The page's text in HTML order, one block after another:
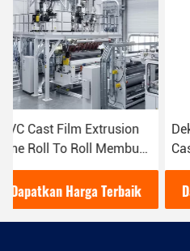
Dekorasi Lembut Mesin
Cast Film Extrusion Film
3D Embossing 5 - 15m /
Kecepatan min
Dapatkan Harga Terbaik